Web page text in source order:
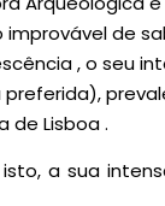
de
, o seu
de Lisboa .
a sua